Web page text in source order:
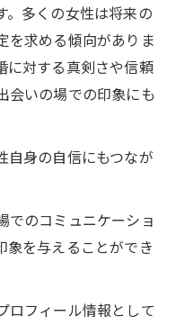
。多くの女性は将来の
を求める傾向がありま
に対する真剣さや信頼
会いの場での印象にも
自身の自信にもつなが
でのコミュニケーショ
象を与えることができ
ロフィール情報として